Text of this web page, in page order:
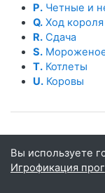
P. Четные и
Q. Ход короля
R. Сдача
S.
T. Котлеты
U. Коровы
Вы используете
Игрофикация